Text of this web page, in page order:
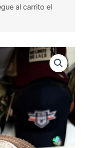
al carrito el